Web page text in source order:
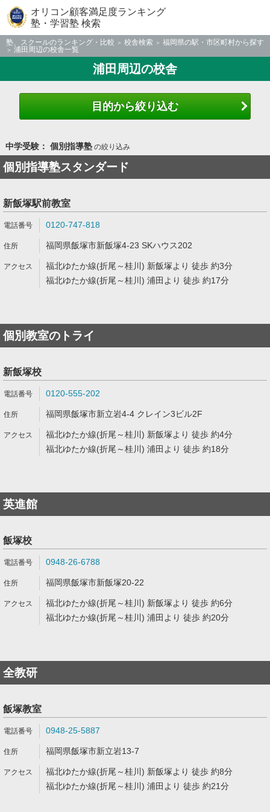
オリコン顧客満足度ランキング
塾・学習塾 検索
塾、スクールのランキング・比較 校舎検索
福岡県の駅・市区町村から探す
浦田周辺の校舎一覧
浦田周辺の校舎
目的から絞り込む
中学受験： 個別指導塾の絞り込み
個別指導塾スタンダード
新飯塚駅前教室
0120-747-818
福岡県飯塚市新飯塚4-23 SKハウス202
福北ゆたか線(折尾～桂川) 新飯塚より 徒歩 約3分
福北ゆたか線(折尾～桂川) 浦田より 徒歩 約17分
個別教室のトライ
新飯塚校
0120-555-202
福岡県飯塚市新立岩4-4 クレイン3ビル2F
福北ゆたか線(折尾～桂川) 新飯塚より 徒歩 約4分
福北ゆたか線(折尾～桂川) 浦田より 徒歩 約18分
英進館
飯塚校
0948-26-6788
福岡県飯塚市新飯塚20-22
福北ゆたか線(折尾～桂川) 新飯塚より 徒歩 約6分
福北ゆたか線(折尾～桂川) 浦田より 徒歩 約20分
全教研
飯塚教室
0948-25-5887
福岡県飯塚市新立岩13-7
福北ゆたか線(折尾～桂川) 新飯塚より 徒歩 約8分
福北ゆたか線(折尾～桂川) 浦田より 徒歩 約21分